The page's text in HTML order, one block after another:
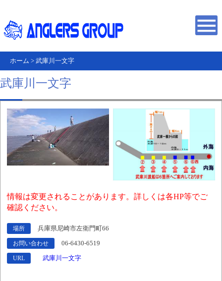
ホーム > 武庫川一文字
武庫川一文字
情報は変更されることがあります。詳しくは各HP等でご
確認ください。
場所 兵庫県尼崎市左衛門町66
お問い合わせ 06-6430-6519
URL 武庫川一文字